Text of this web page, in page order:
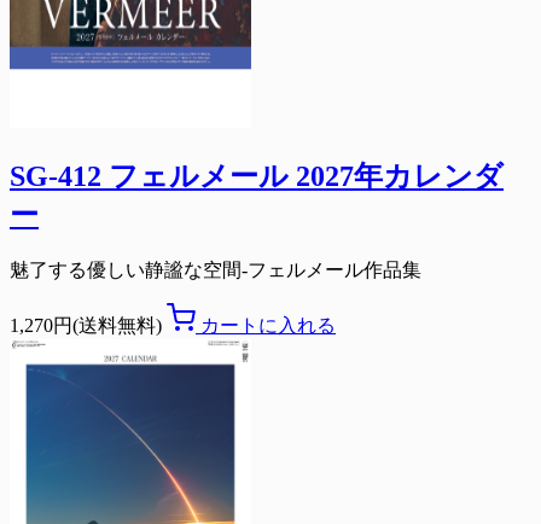
SG-412 フェルメール 2027年カレンダ
ー
魅了する優しい静謐な空間-フェルメール作品集
1,270円(送料無料) カートに入れる